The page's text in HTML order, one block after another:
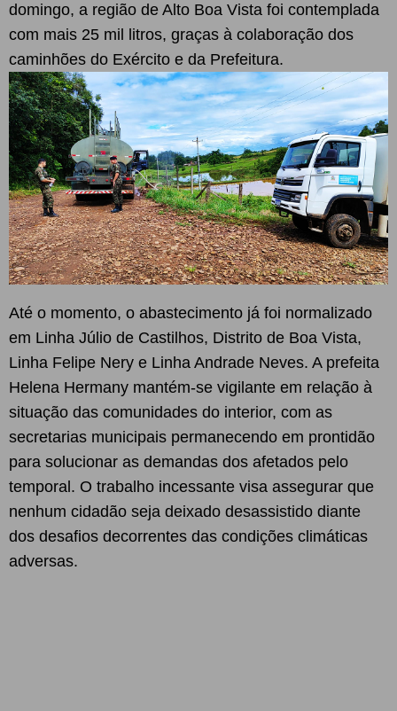
domingo, a região de Alto Boa Vista foi contemplada
com mais 25 mil litros, graças à colaboração dos
caminhões do Exército e da Prefeitura.
Até o momento, o abastecimento já foi normalizado
em Linha Júlio de Castilhos, Distrito de Boa Vista,
Linha Felipe Nery e Linha Andrade Neves. A prefeita
Helena Hermany mantém-se vigilante em relação à
situação das comunidades do interior, com as
secretarias municipais permanecendo em prontidão
para solucionar as demandas dos afetados pelo
temporal. O trabalho incessante visa assegurar que
nenhum cidadão seja deixado desassistido diante
dos desafios decorrentes das condições climáticas
adversas.